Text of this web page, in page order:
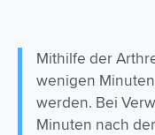
Mithilfe der
wenigen
werden. Bei
Minuten nach